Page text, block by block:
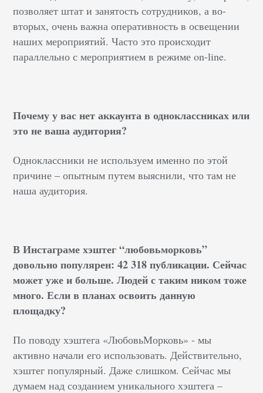
позволяет штат и занятость сотрудников, а во-
вторых, очень важна оперативность в освещении
наших мероприятий. Часто это происходит
параллельно с мероприятием в режиме on-line.
Почему у вас нет аккаунта в одноклассниках или
это не ваша аудитория?
Одноклассники не используем именно по этой
причине – опытным путем выяснили, что там не
наша аудитория.
В Инстаграме хэштег “любовьморковь”
довольно популярен: 42 318 публикации. Сейчас
может уже и больше. Людей с таким ником тоже
много. Если в планах освоить данную
площадку?
По поводу хэштега «ЛюбовьМорковь» - мы
активно начали его использовать. Действительно,
хэштег популярный. Даже слишком. Сейчас мы
думаем над созданием уникального хэштега –